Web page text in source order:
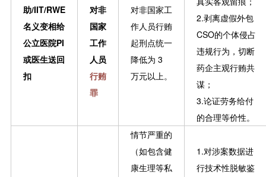
助/IIT/RWE
名义变相给
公立医院PI
或医生送回
扣
对非
国家
工作
人员
行贿
罪
对非国家工
作人员行贿
起刑点统一
降低为 3
万元以上。
2.剥离虚假外包
CSO的个体侵占
违规行为，切断
药企主观行贿共
谋；
3.论证劳务给付
的合理等价性。
情节严重的
（如包含健
康生理等私
1.对涉案数据进
行技术性脱敏鉴